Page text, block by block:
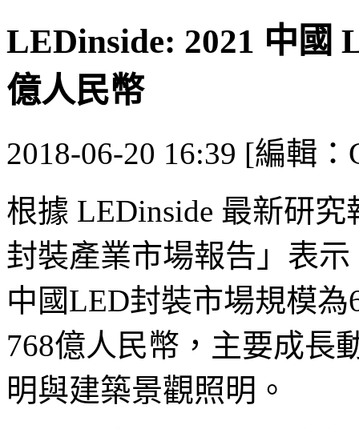
LEDinside: 2021 中國
億人民幣
2018-06-20 16:39 [編輯：
根據 LEDinside 最新研
封裝產業市場報告」表
中國LED封裝市場規模
768億人民幣，主要成長
明與建築景觀照明。